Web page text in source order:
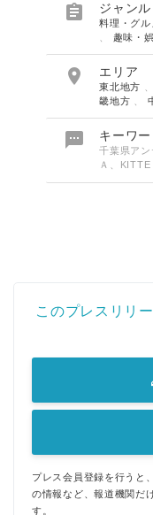
 ジャンル
料理・グル
趣味・
 エリア
東北地方
畿地方
 キーワー
千葉県アン
Ａ、KITTE
このプレスリリ
プレス会員登録を行うと
の情報など、報道機関だ
す。